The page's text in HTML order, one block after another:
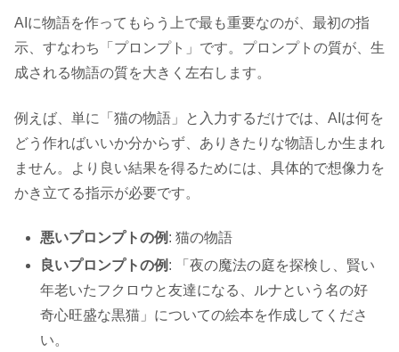
AIに物語を作ってもらう上で最も重要なのが、最初の指
示、すなわち「プロンプト」です。プロンプトの質が、生
成される物語の質を大きく左右します。
例えば、単に「猫の物語」と入力するだけでは、AIは何を
どう作ればいいか分からず、ありきたりな物語しか生まれ
ません。より良い結果を得るためには、具体的で想像力を
かき立てる指示が必要です。
悪いプロンプトの例 :猫の物語
良いプロンプトの例 :
「夜の魔法の庭を探検し、賢い
年老いたフクロウと友達になる、ルナという名の好
奇心旺盛な黒猫」についての絵本を作成してくださ
い。